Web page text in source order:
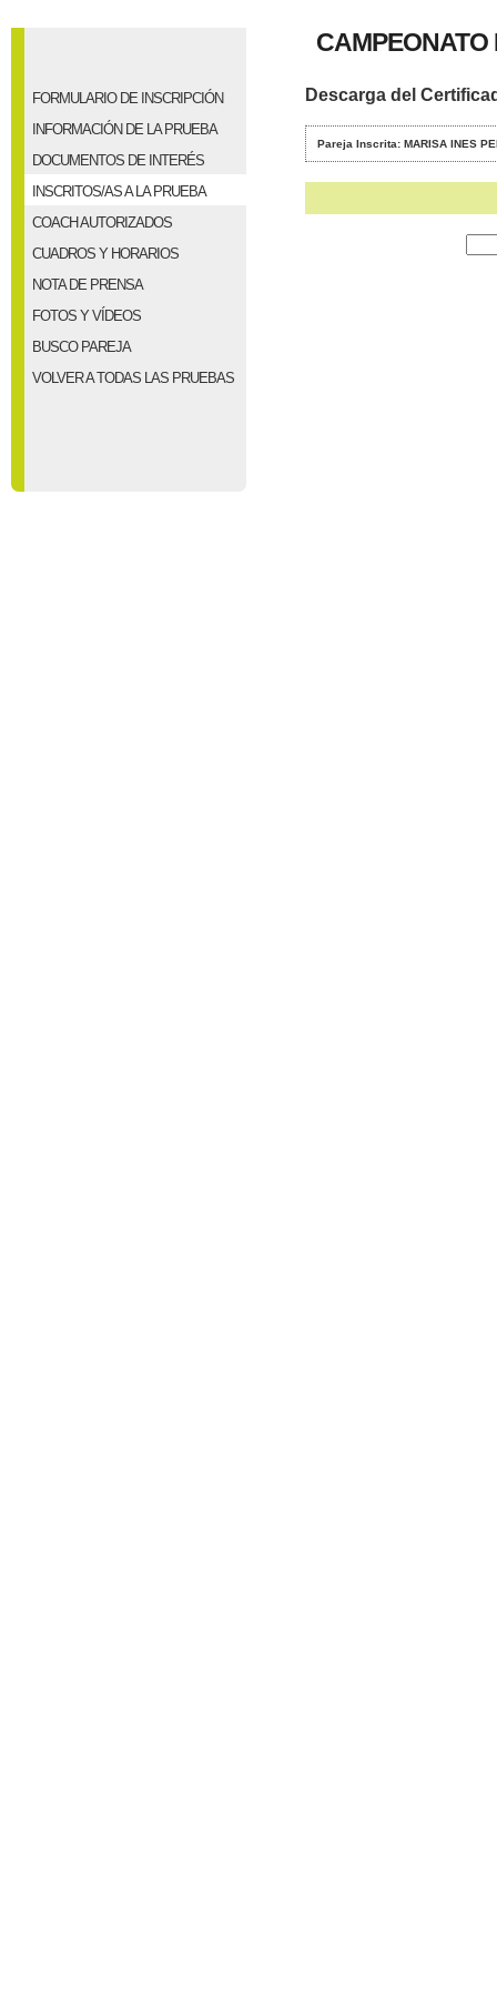
FORMULARIO DE INSCRIPCIÓN
INFORMACIÓN DE LA PRUEBA
DOCUMENTOS DE INTERÉS
INSCRITOS/AS A LA PRUEBA
COACH AUTORIZADOS
CUADROS Y HORARIOS
NOTA DE PRENSA
FOTOS Y VÍDEOS
BUSCO PAREJA
VOLVER A TODAS LAS PRUEBAS
Descarga del
Pareja Inscrita: MARISA INES